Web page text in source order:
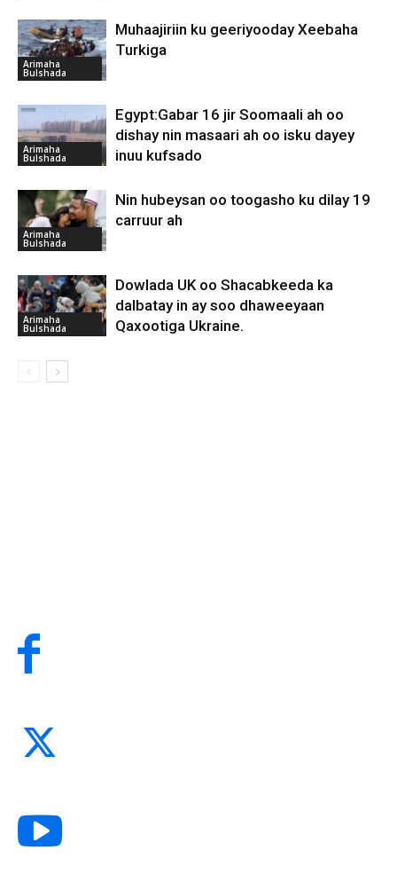
Arimaha
Bulshada
Muhaajiriin ku geeriyooday Xeebaha
Turkiga
Arimaha
Bulshada
Egypt:Gabar 16 jir Soomaali ah oo
dishay nin masaari ah oo isku dayey
inuu kufsado
Arimaha
Bulshada
Nin hubeysan oo toogasho ku dilay 19
carruur ah
Arimaha
Bulshada
Dowlada UK oo Shacabkeeda ka
dalbatay in ay soo dhaweeyaan
Qaxootiga Ukraine.